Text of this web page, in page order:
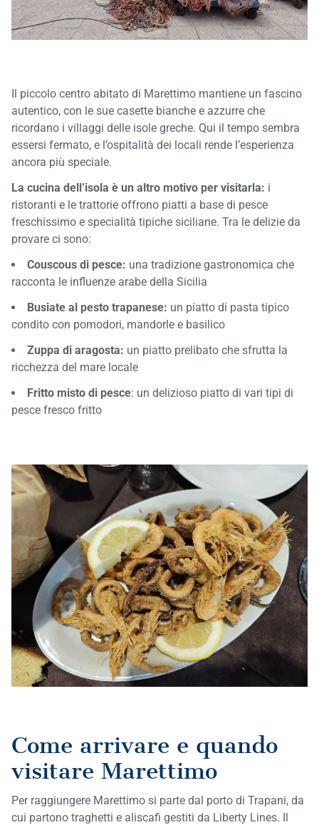
Il piccolo centro abitato di Marettimo mantiene un fascino
autentico, con le sue casette bianche e azzurre che
ricordano i villaggi delle isole greche. Qui il tempo sembra
essersi fermato, e l’ospitalità dei locali rende l’esperienza
ancora più speciale.
La cucina dell’isola è un altro motivo per visitarla: i
ristoranti e le trattorie offrono piatti a base di pesce
freschissimo e specialità tipiche siciliane. Tra le delizie da
provare ci sono:
Couscous di pesce: una tradizione gastronomica che
racconta le influenze arabe della Sicilia
Busiate al pesto trapanese: un piatto di pasta tipico
condito con pomodori, mandorle e basilico
Zuppa di aragosta: un piatto prelibato che sfrutta la
ricchezza del mare locale
Fritto misto di pesce: un delizioso piatto di vari tipi di
pesce fresco fritto
Come arrivare e quando
visitare Marettimo
Per raggiungere Marettimo si parte dal porto di Trapani, da
cui partono traghetti e aliscafi gestiti da Liberty Lines. Il